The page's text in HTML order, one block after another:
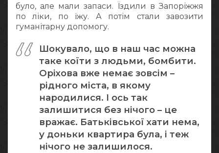
було, але мали запаси. Їздили в Запоріжжя
по ліки, по їжу. А потім стали завозити
гуманітарну допомогу.
Шокувало, що в наш час можна
таке коїти з людьми, бомбити.
Оріхова вже немає зовсім –
рідного міста, в якому
народилися. І ось так
залишитися без нічого – це
вражає. Батьківської хати нема,
у доньки квартира була, і теж
нічого не залишилося.